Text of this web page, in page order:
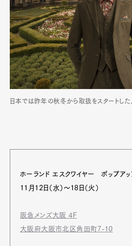
日本では昨年の秋冬から取扱をスタートした
ホーランド エスクワイヤー ポップアッ
11月12日（水）～18日（火）
阪急メンズ大阪 4F
大阪府大阪市北区角田町7-10